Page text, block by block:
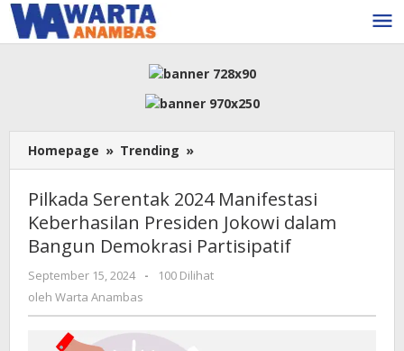
Lewati
ke
konten
Homepage » Trending »
Serentak
Manifestasi
Keberhasilan
Presiden
dalam
Demokrasi
Pilkada Serentak 2024 Manifestasi
Keberhasilan Presiden Jokowi dalam
Bangun Demokrasi Partisipatif
September 15, 2024
oleh
-
100 Dilihat
oleh Warta Anambas